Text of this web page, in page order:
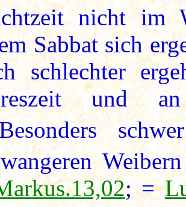
nicht im
Sabbat sich
schlechter
und an
; =